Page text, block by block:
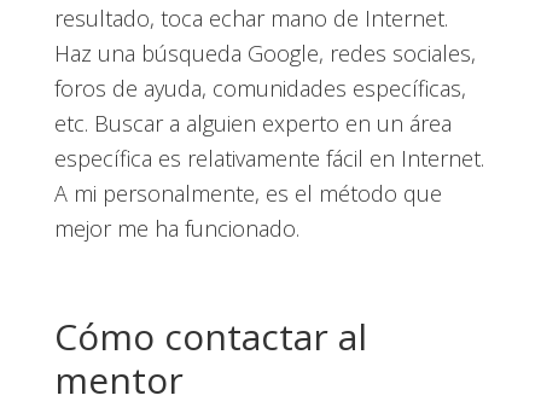
resultado, toca echar mano de Internet.
Haz una búsqueda Google, redes sociales,
foros de ayuda, comunidades específicas,
etc. Buscar a alguien experto en un área
específica es relativamente fácil en Internet.
A mi personalmente, es el método que
mejor me ha funcionado.
Cómo contactar al
mentor